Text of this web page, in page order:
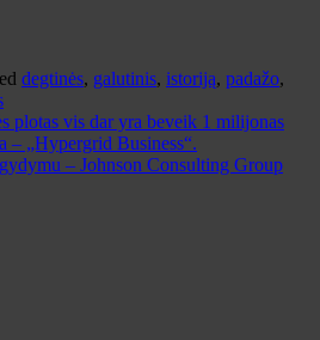
degtinės, galutinis, istoriją, padažo,
plotas vis dar yra beveik 1 milijonas
– „Hypergrid Business“.
– Johnson Consulting Group